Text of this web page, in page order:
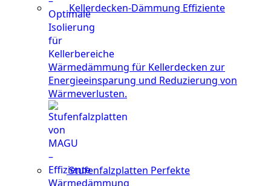
Kellerdecken-Dämmung Effiziente
Wärmedämmung für Kellerdecken zur
Energieeinsparung und Reduzierung von
Wärmeverlusten.
Stufenfalzplatten Perfekte